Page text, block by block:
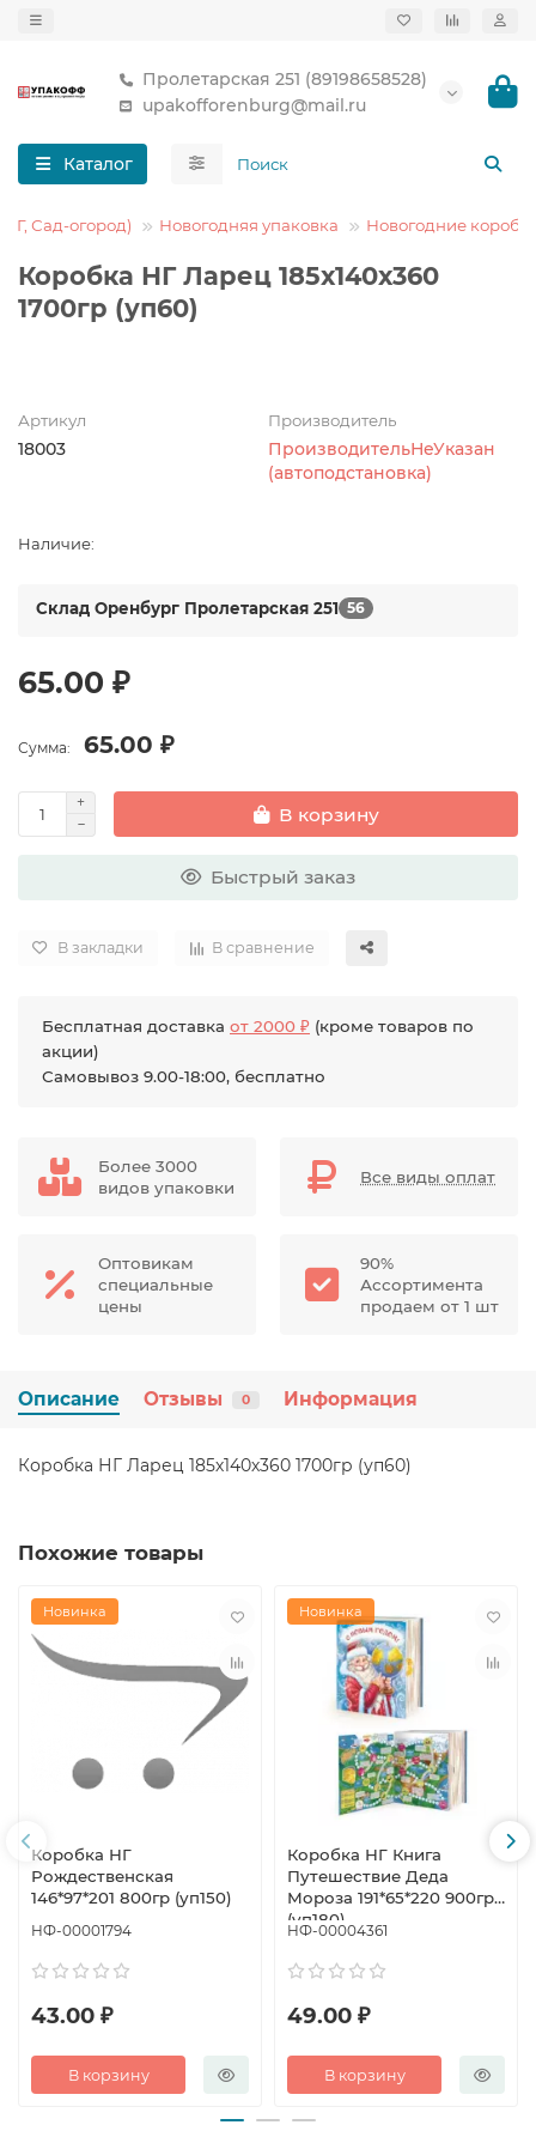
Пролетарская 251 (89198658528)
upakofforenburg@mail.ru
Каталог
Сад-огород) Новогодняя упаковка Новогодние
Коробка НГ Ларец 185х140х360
1700гр (уп60)
Артикул
18003
Производитель
ПроизводительНеУказан
(автоподстановка)
Наличие:
Склад Оренбург Пролетарская 251 56
65.00 ₽
Сумма: 65.00 ₽
В корзину
Быстрый заказ
В закладки В сравнение
Бесплатная доставка от 2000 ₽ (кроме товаров по
акции)
Самовывоз 9.00-18:00, бесплатно
Более 3000
видов упаковки
Все виды оплат
Оптовикам
специальные
цены
90%
Ассортимента
продаем от 1 шт
Описание Отзывы 0 Информация
Коробка НГ Ларец 185х140х360 1700гр (уп60)
Похожие товары
Новинка
Коробка НГ
Рождественская
146*97*201 800гр (уп150)
НФ-00001794
43.00 ₽
В корзину
Новинка
Коробка НГ Книга
Путешествие Деда
Мороза 191*65*220 900гр
(уп180)
НФ-00004361
49.00 ₽
В корзину